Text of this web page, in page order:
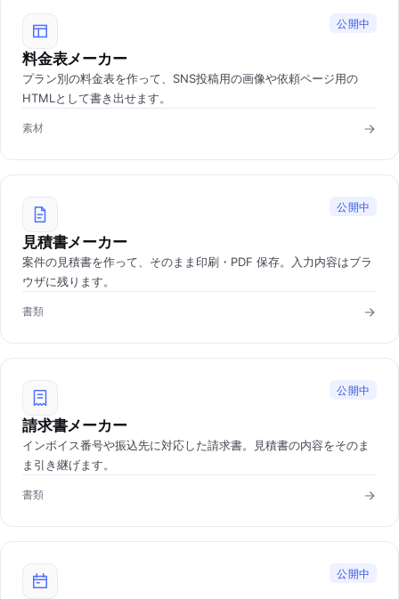
公開中
料金表メーカー
プラン別の料金表を作って、SNS投稿用の画像や依頼ページ用の
HTMLとして書き出せます。
素材
公開中
見積書メーカー
案件の見積書を作って、そのまま印刷・PDF 保存。入力内容はブラ
ウザに残ります。
書類
公開中
請求書メーカー
インボイス番号や振込先に対応した請求書。見積書の内容をそのま
ま引き継げます。
書類
公開中